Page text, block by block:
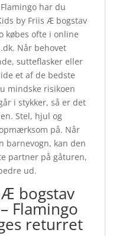
har du
by Friis Æ bogstav
købes ofte i online
Når behovet
sutteflasker eller
et af de bedste
mindske risikoen
i stykker, så er det
Stel, hjul og
på. Når
barnevogn, kan den
partner på gåturen,
ud.
bogstav
Flamingo
returret